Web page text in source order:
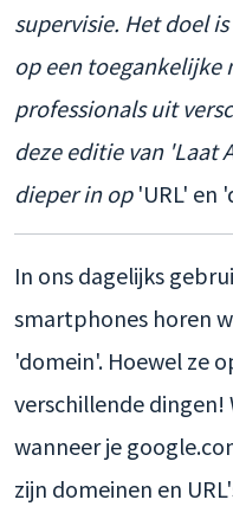
supervisie. Het doel
op een toegankelijke
professionals uit
deze editie van 'Laat
dieper in op'URL' en
In ons dagelijks
smartphones horen
'domein'. Hoewel ze
verschillende
wanneer je
zijn domeinen en